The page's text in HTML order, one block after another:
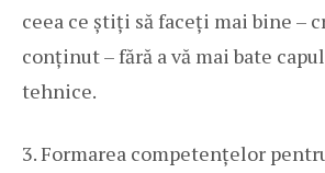
ceea ce știți să faceți mai bine –
conținut – fără a vă mai bate
tehnice.
3. Formarea competențelor